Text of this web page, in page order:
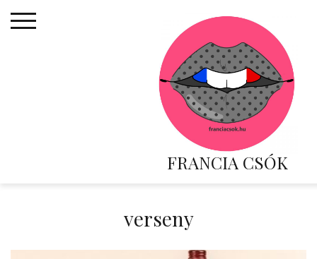
FRANCIA CSÓK
verseny